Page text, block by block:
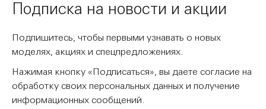
Подписка на новости и акции
Подпишитесь, чтобы первыми узнавать о новых
моделях, акциях и спецпредложениях.
Нажимая кнопку «Подписаться», вы даете согласие на
обработку своих персональных данных и получение
информационных сообщений.